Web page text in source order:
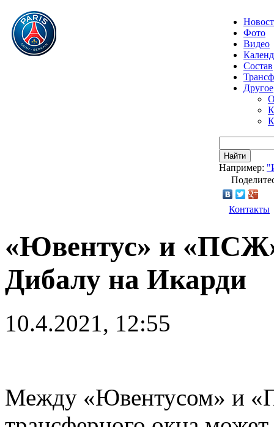
Фото
Видео
Состав
Другое
Найти
Например:
Контакты
«Ювентус» и
Дибалу на Икарди
10.4.2021, 12:55
Между «Ювентусом» и